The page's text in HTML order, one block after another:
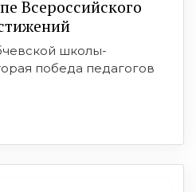
Всероссийского
школы-
победа педагогов